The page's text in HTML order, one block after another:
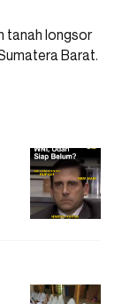
tanah longsor
Barat.